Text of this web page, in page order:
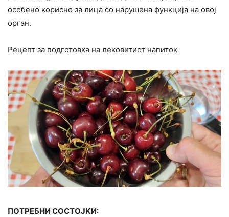
особено корисно за лица со нарушена функција на овој
орган.
Рецепт за подготовка на лековитиот напиток
ПОТРЕБНИ СОСТОЈКИ: